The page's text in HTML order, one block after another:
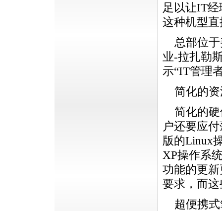
足以让IT
这种机型
总部位于
业-拉扎勒
示“IT管理
简化的资
简化的硬
户还要应
版的Linux
XP操作系
功能的更
要求，而
超便携式